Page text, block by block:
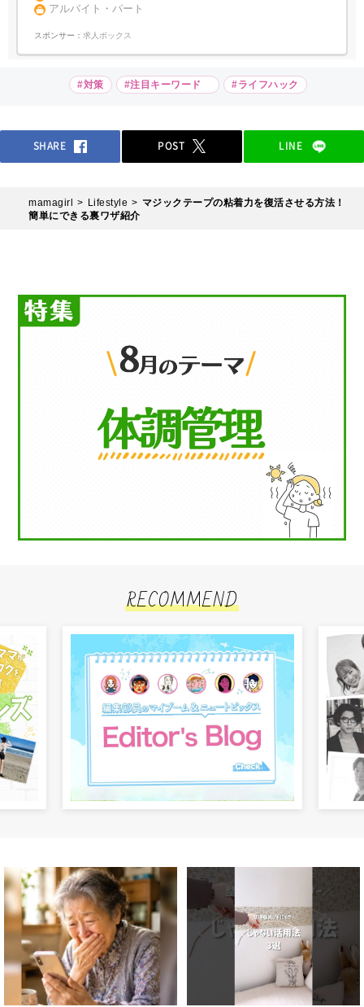
アルバイト・パート
スポンサー： 求人ボックス
#対策 #注目キーワード #ライフハック
SHARE POST LINE
mamagirl Lifestyle
マジックテープの粘着力を復活させる方法！
簡単にできる裏ワザ紹介
RECOMMEND